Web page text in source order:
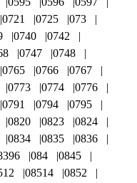
0721 0725
073
0740
0742
0747
0748
0765 0766
0767
0773 0774
0776
0791 0794
0795
0820 0823
0824
0834 0835
0836
084
0845
08514
0852